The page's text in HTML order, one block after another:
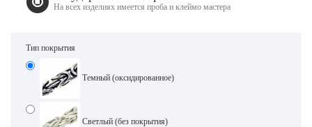
На всех изделиях имеется проба и клеймо мастера
Тип покрытия
Темный (оксидированное)
Светлый (без покрытия)